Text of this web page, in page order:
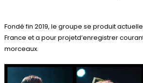
Fondé fin 2019, le groupe se produit
France et a pour projetd’enregistrer
morceaux.